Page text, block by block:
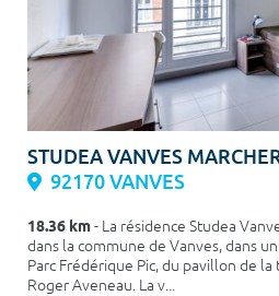
STUDEA VANVES
92170 VANVES
18.36 km- La résidence Studea
dans la commune de Vanves, dans
Parc Frédérique Pic, du pavillon de
Roger Aveneau. La v...